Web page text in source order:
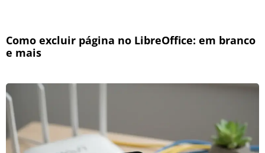
Como excluir página no LibreOffice: em branco
e mais